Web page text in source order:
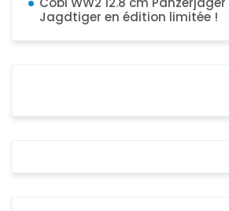
Jagdtiger en édition limitée !